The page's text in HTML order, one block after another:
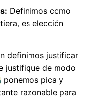
Definimos como
es elección
definimos justificar
justifique de modo
ponemos pica y
razonable para